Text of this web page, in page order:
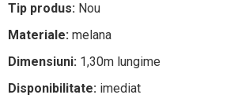
Tip produs: Nou
Materiale: melana
Dimensiuni: 1,30m lungime
Disponibilitate: imediat